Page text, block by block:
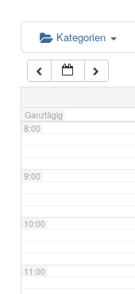
Kategorien
Ganztägig
6:00
7:00
8:00
9:00
10:00
11:00